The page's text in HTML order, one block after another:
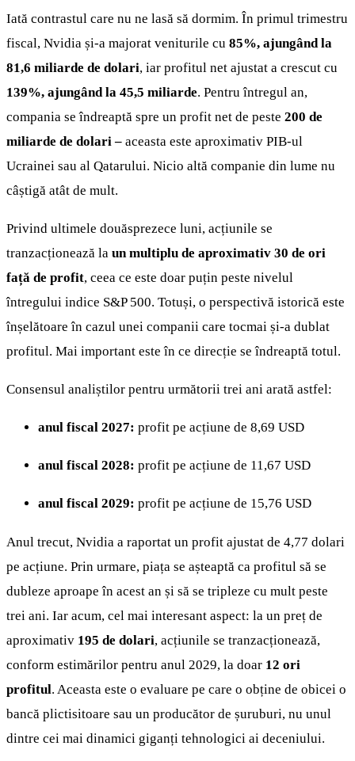
Iată contrastul care nu ne lasă să dormim. În primul trimestru
fiscal, Nvidia și-a majorat veniturile cu 85%, ajungând la
81,6 miliarde de dolari, iar profitul net ajustat a crescut cu
139%, ajungând la 45,5 miliarde. Pentru întregul an,
compania se îndreaptă spre un profit net de peste 200 de
miliarde de dolari – aceasta este aproximativ PIB-ul
Ucrainei sau al Qatarului. Nicio altă companie din lume nu
câștigă atât de mult.
Privind ultimele douăsprezece luni, acțiunile se
tranzacționează la un multiplu de aproximativ 30 de ori
față de profit, ceea ce este doar puțin peste nivelul
întregului indice S&P 500. Totuși, o perspectivă istorică este
înșelătoare în cazul unei companii care tocmai și-a dublat
profitul. Mai important este în ce direcție se îndreaptă totul.
Consensul analiștilor pentru următorii trei ani arată astfel:
anul fiscal 2027: profit pe acțiune de 8,69 USD
anul fiscal 2028: profit pe acțiune de 11,67 USD
anul fiscal 2029: profit pe acțiune de 15,76 USD
Anul trecut, Nvidia a raportat un profit ajustat de 4,77 dolari
pe acțiune. Prin urmare, piața se așteaptă ca profitul să se
dubleze aproape în acest an și să se tripleze cu mult peste
trei ani. Iar acum, cel mai interesant aspect: la un preț de
aproximativ 195 de dolari, acțiunile se tranzacționează,
conform estimărilor pentru anul 2029, la doar 12 ori
profitul. Aceasta este o evaluare pe care o obține de obicei o
bancă plictisitoare sau un producător de șuruburi, nu unul
dintre cei mai dinamici giganți tehnologici ai deceniului.